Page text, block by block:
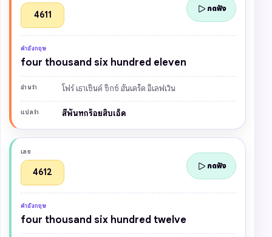
4611
คำอังกฤษ
four thousand six hundred eleven
อ่านว่า โฟร์ เธาเซินด์ ซิกซ์ ฮันเดร็ด อิเลฟเวิน
แปลว่า สี่พันหกร้อยสิบเอ็ด
กดฟัง
เลข
4612
คำอังกฤษ
four thousand six hundred twelve
กดฟัง